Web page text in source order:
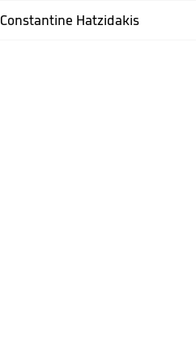
Constantine Hatzidakis